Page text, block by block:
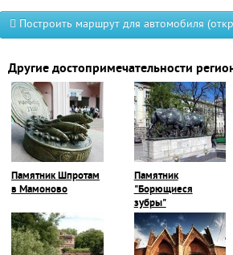
Построить маршрут для автомобиля
Другие достопримечательности
Памятник Шпротам
в Мамоново
Памятник
"Борющиеся
зубры"